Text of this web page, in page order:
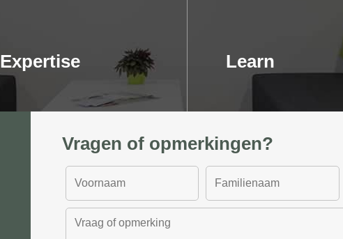
Expertise Learn
Vragen of opmerkingen?